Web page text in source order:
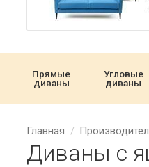
Прямые
диваны
Угловые
диваны
Главная
Диваны с